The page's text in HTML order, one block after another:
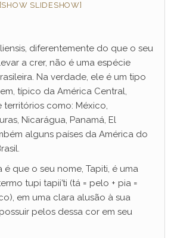
[SHOW SLIDESHOW]
diferentemente do que o seu
a crer, não é uma espécie
Na verdade, ele é um tipo
típico da América Central,
como: México,
Nicarágua, Panamá, El
alguns países da América do
que o seu nome, Tapiti, é uma
tupi tapii’ti (tá = pelo + pia =
em uma clara alusão à sua
pelos dessa cor em seu